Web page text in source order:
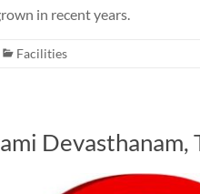
in recent years.
Facilities